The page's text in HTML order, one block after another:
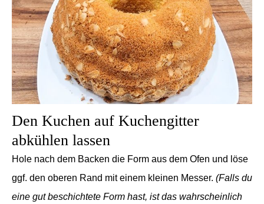
Den Kuchen auf Kuchengitter
abkühlen lassen
Hole nach dem Backen die Form aus dem Ofen und löse
ggf. den oberen Rand mit einem kleinen Messer. (Falls du
eine gut beschichtete Form hast, ist das wahrscheinlich